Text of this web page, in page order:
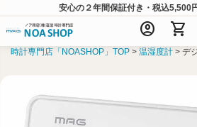
安心の２年間保証付き・税込5,500
account_circle shopping_cart
時計専門店「NOASHOP」TOP 温湿度計 デ